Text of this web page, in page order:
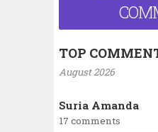
TOP
August 2026
Suria Amanda
17 comments